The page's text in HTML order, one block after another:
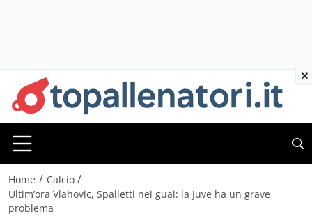
Home / Calcio /
Ultim’ora Vlahovic, Spalletti nei guai: la Juve ha un grave
problema
×